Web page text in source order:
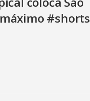
#shorts